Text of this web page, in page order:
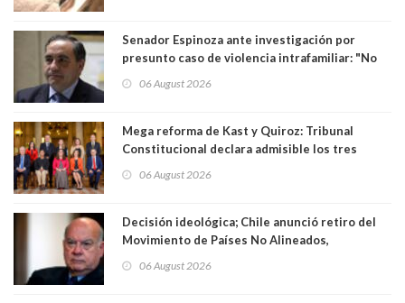
Senador Espinoza ante investigación por
presunto caso de violencia intrafamiliar: "No
antecedentes a Tribunal Supremo
06 August 2026
Mega reforma de Kast y Quiroz: Tribunal
Constitucional declara admisible los tres
06 August 2026
Decisión ideológica; Chile anunció retiro del
Movimiento de Países No Alineados,
1971. Excanciller Insulza lamentó decisión
06 August 2026